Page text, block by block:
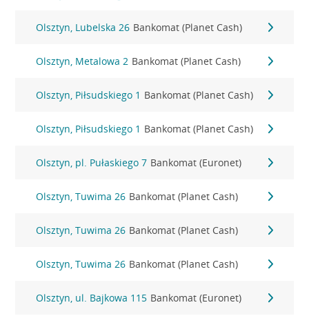
Olsztyn, Lubelska 26 Bankomat (Planet Cash)
Olsztyn, Metalowa 2 Bankomat (Planet Cash)
Olsztyn, Piłsudskiego 1 Bankomat (Planet Cash)
Olsztyn, Piłsudskiego 1 Bankomat (Planet Cash)
Olsztyn, pl. Pułaskiego 7 Bankomat (Euronet)
Olsztyn, Tuwima 26 Bankomat (Planet Cash)
Olsztyn, Tuwima 26 Bankomat (Planet Cash)
Olsztyn, Tuwima 26 Bankomat (Planet Cash)
Olsztyn, ul. Bajkowa 115 Bankomat (Euronet)